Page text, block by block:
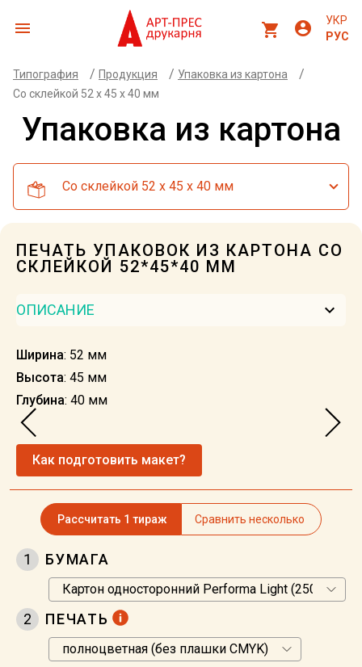
menu shopping_cart account_circle
УКР
РУС
Типография / Продукция / Упаковка из картона /
Со склейкой 52 x 45 x 40 мм
Упаковка из картона
Со склейкой 52 x 45 x 40 мм
ПЕЧАТЬ УПАКОВОК ИЗ КАРТОНА СО
СКЛЕЙКОЙ 52*45*40 ММ
ОПИСАНИЕ keyboard_arrow_down
Ширина: 52 мм
Высота: 45 мм
Глубина: 40 мм
Как подготовить макет?
Рассчитать 1 тираж Сравнить несколько
1 БУМАГА
2 ПЕЧАТЬ